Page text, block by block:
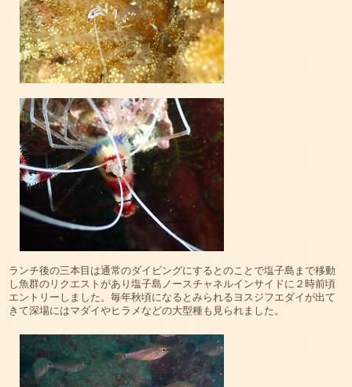
ランチ後の三本目は通常のダイビングにするとのことで塩子島まで移動
し魚群のリクエストがあり塩子島ノースチャネルインサイドに２時前頃
エントリーしました。毎年秋頃になるとみられるヨスジフエダイが出て
きて深場にはマダイやヒラメなどの大型種も見られました。